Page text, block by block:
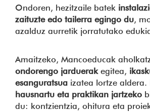
Ondoren, hezitzaile batek
zaituzte edo tailerra egingo du,
azalduz aurretik jorratutako
Amaitzeko, Mancoeducak
ondorengo jarduerakegitea,
esanguratsua izatea lortze aldera.
hausnartu eta praktikan jartzeko
du: kontzientzia, ohitura eta